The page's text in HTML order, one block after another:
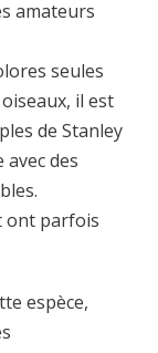
amateurs
seules
il est
de Stanley
des
ont parfois
espèce,